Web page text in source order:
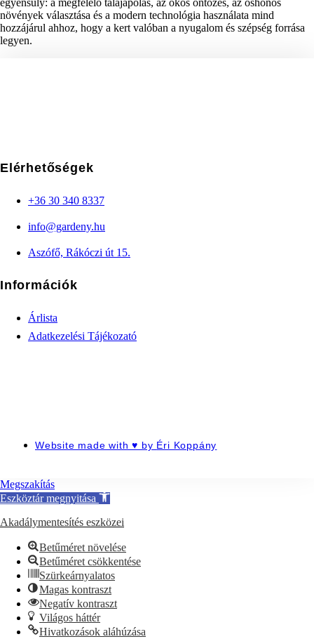
növények választása és a modern technológia használata mind
hozzájárul ahhoz, hogy a kert valóban a nyugalom és szépség forrása
legyen.
Elérhetőségek
+36 30 340 8337
info@gardeny.hu
Aszófő, Rákóczi út 15.
Információk
Árlista
Adatkezelési Tájékozató
Website made with ♥ by Éri Koppány
Megszakítás
Eszköztár megnyitása
Akadálymentesítés eszközei
Betűméret növelése
Betűméret csökkentése
Szürkeárnyalatos
Magas kontraszt
Negatív kontraszt
Világos háttér
Hivatkozások aláhúzása